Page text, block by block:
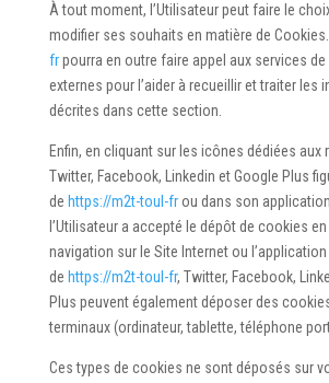
À tout moment, l’Utilisateur peut faire le
modifier ses souhaits en matière de Cookies.
fr pourra en outre faire appel aux services
externes pour l’aider à recueillir et traiter les
décrites dans cette section.
Enfin, en cliquant sur les icônes dédiées aux
Twitter, Facebook, Linkedin et Google Plus
de https://m2t-toul-fr ou dans son
l’Utilisateur a accepté le dépôt de cookies
navigation sur le Site Internet ou
de https://m2t-toul-fr, Twitter, Facebook,
Plus peuvent également déposer des
terminaux (ordinateur, tablette, téléphone
Ces types de cookies ne sont déposés sur